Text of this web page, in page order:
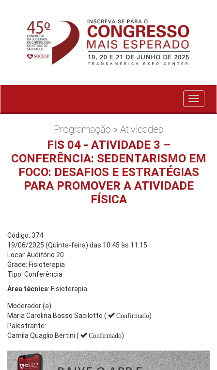
Exibir
menu
Programação » Atividades
FIS 04 - ATIVIDADE 3 –
CONFERÊNCIA: SEDENTARISMO EM
FOCO: DESAFIOS E ESTRATÉGIAS
PARA PROMOVER A ATIVIDADE
FÍSICA
Código: 374
19/06/2025 (Quinta-feira) das 10:45 às 11:15
Local: Auditório 20
Grade: Fisioterapia
Tipo: Conferência
Área técnica: Fisioterapia
Moderador (a):
Maria Carolina Basso Sacilotto (
Confirmado)
Palestrante:
Camila Quaglio Bertini (
Confirmado)